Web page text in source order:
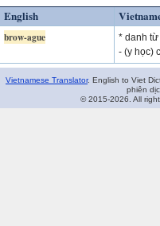
English
brow-ague
* danh từ
- (y học)
Vietnamese Translator. English to Viet
phiên
© 2015-2026. All